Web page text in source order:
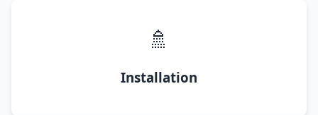
🚿
Installation